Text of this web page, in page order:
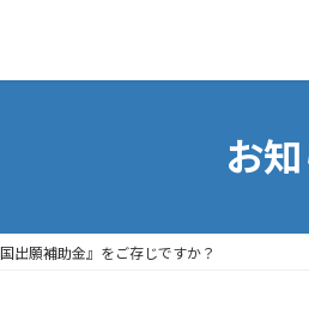
お
出願補助金』をご存じですか？